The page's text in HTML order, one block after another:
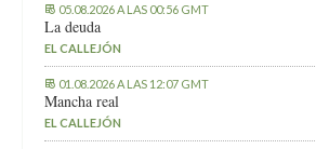
05.08.2026 A LAS 00:56 GMT
La deuda
EL CALLEJÓN
01.08.2026 A LAS 12:07 GMT
Mancha real
EL CALLEJÓN